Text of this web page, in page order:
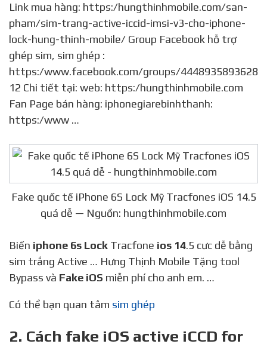
Link mua hàng: https:/hungthinhmobile.com/san-
pham/sim-trang-active-iccid-imsi-v3-cho-iphone-
lock-hung-thinh-mobile/ Group Facebook hỗ trợ
ghép sim, sim ghép :
https:/www.facebook.com/groups/4448935893628
12 Chi tiết tại: web: https:/hungthinhmobile.com
Fan Page bán hàng: iphonegiarebinhthanh:
https:/www …
Fake quốc tế iPhone 6S Lock Mỹ Tracfones iOS 14.5
quá dễ — Nguồn: hungthinhmobile.com
Biến iphone 6s Lock Tracfone ios 14.5 cưc dễ bằng
sim trắng Active … Hưng Thịnh Mobile Tặng tool
Bypass và Fake iOS miễn phí cho anh em. …
Có thể bạn quan tâm sim ghép
2. Cách fake iOS active iCCD for